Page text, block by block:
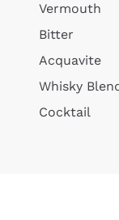
Vermouth
Bitter
Acquavite
Whisky
Cocktail